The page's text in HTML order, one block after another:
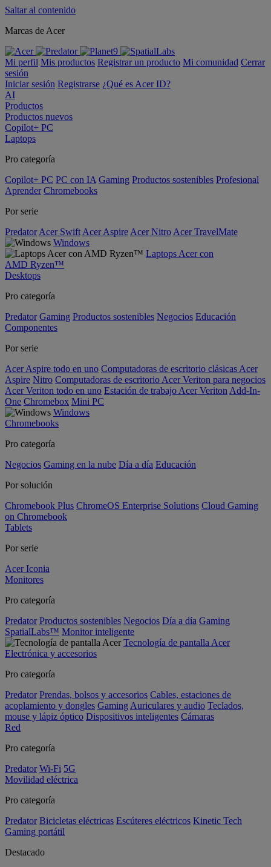
Saltar al contenido
Marcas de Acer
Mi perfil Mis productos Registrar un producto Mi comunidad Cerrar
sesión
Iniciar sesión Registrarse ¿Qué es Acer ID?
AI
Productos
Productos nuevos
Copilot+ PC
Laptops
Pro categoría
Copilot+ PC PC con IA Gaming Productos sostenibles Profesional
Aprender Chromebooks
Por serie
Predator Acer Swift Acer Aspire Acer Nitro Acer TravelMate
Windows
Laptops Acer con
AMD Ryzen™
Desktops
Pro categoría
Predator Gaming Productos sostenibles Negocios Educación
Componentes
Por serie
Acer Aspire todo en uno Computadoras de escritorio clásicas Acer
Aspire Nitro Computadoras de escritorio Acer Veriton para negocios
Acer Veriton todo en uno Estación de trabajo Acer Veriton Add-In-
One Chromebox Mini PC
Windows
Chromebooks
Pro categoría
Negocios Gaming en la nube Día a día Educación
Por solución
Chromebook Plus ChromeOS Enterprise Solutions Cloud Gaming
on Chromebook
Tablets
Por serie
Acer Iconia
Monitores
Pro categoría
Predator Productos sostenibles Negocios Día a día Gaming
SpatialLabs™ Monitor inteligente
Tecnología de pantalla Acer
Electrónica y accesorios
Pro categoría
Predator Prendas, bolsos y accesorios Cables, estaciones de
acoplamiento y dongles Gaming Auriculares y audio Teclados,
mouse y lápiz óptico Dispositivos inteligentes Cámaras
Red
Pro categoría
Predator Wi-Fi 5G
Movilidad eléctrica
Pro categoría
Predator Bicicletas eléctricas Escúteres eléctricos Kinetic Tech
Gaming portátil
Destacado